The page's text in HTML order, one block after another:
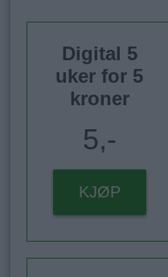
Digital 5
uker for 5
kroner
5,-
KJØP